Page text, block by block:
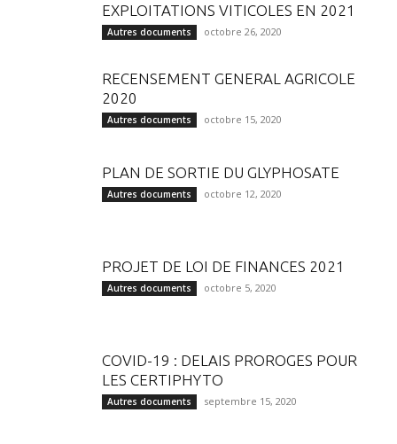
EXPLOITATIONS VITICOLES EN 2021
Autres documents octobre 26, 2020
RECENSEMENT GENERAL AGRICOLE
2020
Autres documents octobre 15, 2020
PLAN DE SORTIE DU GLYPHOSATE
Autres documents octobre 12, 2020
PROJET DE LOI DE FINANCES 2021
Autres documents octobre 5, 2020
COVID-19 : DELAIS PROROGES POUR
LES CERTIPHYTO
Autres documents septembre 15, 2020